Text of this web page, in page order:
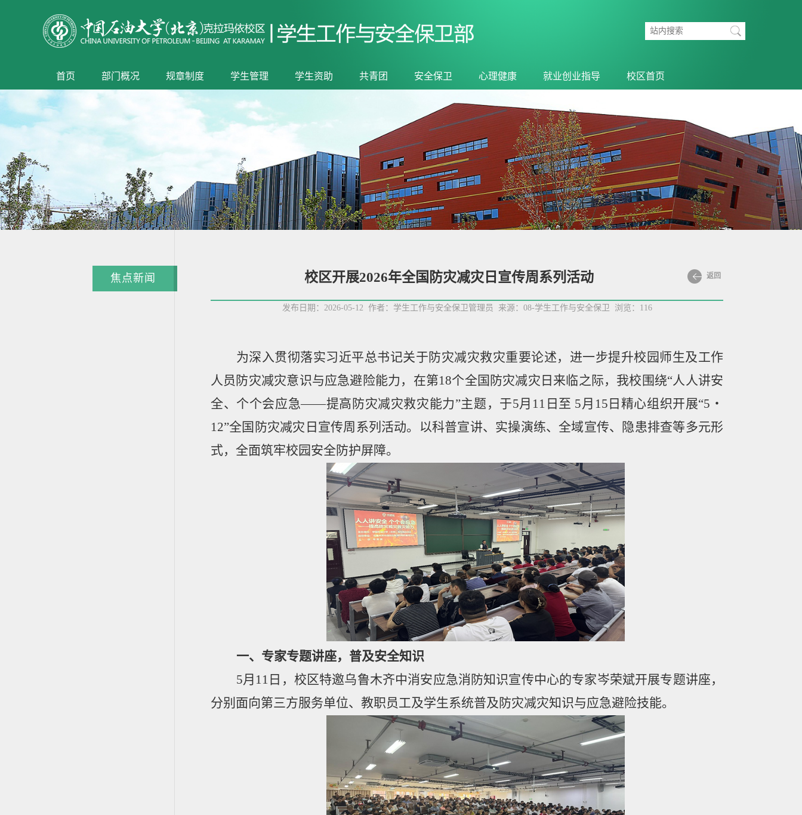
首页 部门概况 规章制度 学生管理 学生资助 共青团 安全保卫 心理健康 就业创业指导 校区首页
焦点新闻 校区开展2026年全国防灾减灾日宣传周系列活动 返回
发布日期：2026-05-12 作者：学生工作与安全保卫管理员 来源：08-学生工作与安全保卫 浏览： 116
为深入贯彻落实习近平总书记关于防灾减灾救灾重要论述，进一步提升校园师生及工作
人员防灾减灾意识与应急避险能力，在第18个全国防灾减灾日来临之际，我校围绕“人人讲安
全、个个会应急——提高防灾减灾救灾能力”主题，于5月 11 日至 5月 15 日精心组织开展“5 ・
12”全国防灾减灾日宣传周系列活动。 以科普宣讲、实操演练、全域宣传、隐患排查等多元形
式，全面筑牢校园安全防护屏障。
一、专家专题讲座，普及安全知识
5月 11 日，校区特邀乌鲁木齐中消安应急消防知识宣传中心的专家岑荣斌开展专题讲座，
分别面向第三方服务单位、教职员工及学生系统普及防灾减灾知识与应急避险技能。